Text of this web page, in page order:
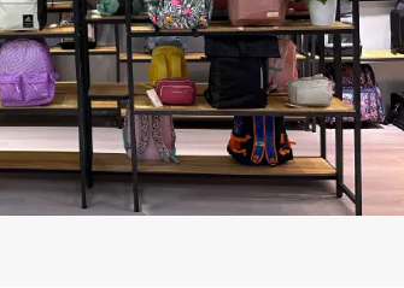
Español
Nederlands